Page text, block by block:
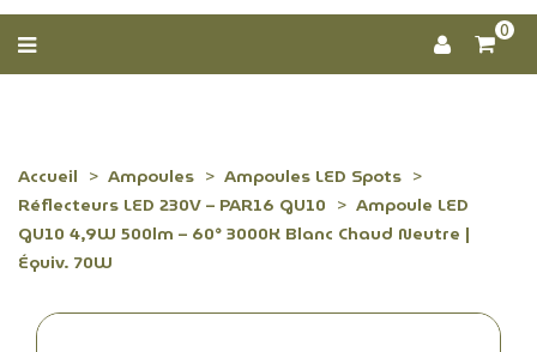
0
Accueil Ampoules
Ampoules LED Spots
Réflecteurs LED 230V – PAR16 GU10
Ampoule LED
GU10 4,9W 500lm – 60° 3000K Blanc Chaud Neutre |
Équiv. 70W